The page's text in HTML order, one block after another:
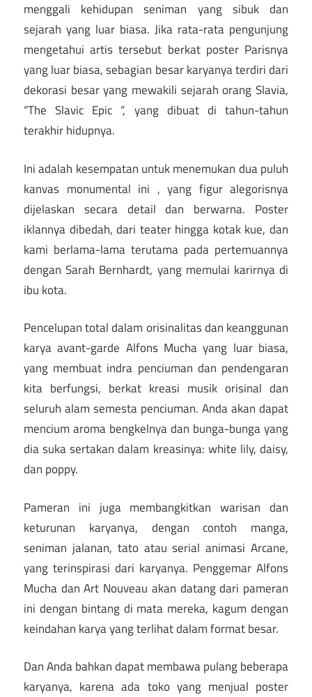
menggali kehidupan seniman yang sibuk dan
sejarah yang luar biasa. Jika rata-rata pengunjung
mengetahui artis tersebut berkat poster Parisnya
yang luar biasa, sebagian besar karyanya terdiri dari
dekorasi besar yang mewakili sejarah orang Slavia,
“The Slavic Epic “, yang dibuat di tahun-tahun
terakhir hidupnya.
Ini adalah kesempatan untuk menemukan dua puluh
kanvas monumental ini , yang figur alegorisnya
dijelaskan secara detail dan berwarna. Poster
iklannya dibedah, dari teater hingga kotak kue, dan
kami berlama-lama terutama pada pertemuannya
dengan Sarah Bernhardt, yang memulai karirnya di
ibu kota.
Pencelupan total dalam orisinalitas dan keanggunan
karya avant-garde Alfons Mucha yang luar biasa,
yang membuat indra penciuman dan pendengaran
kita berfungsi, berkat kreasi musik orisinal dan
seluruh alam semesta penciuman. Anda akan dapat
mencium aroma bengkelnya dan bunga-bunga yang
dia suka sertakan dalam kreasinya: white lily, daisy,
dan poppy.
Pameran ini juga membangkitkan warisan dan
keturunan karyanya, dengan contoh manga,
seniman jalanan, tato atau serial animasi Arcane,
yang terinspirasi dari karyanya. Penggemar Alfons
Mucha dan Art Nouveau akan datang dari pameran
ini dengan bintang di mata mereka, kagum dengan
keindahan karya yang terlihat dalam format besar.
Dan Anda bahkan dapat membawa pulang beberapa
karyanya, karena ada toko yang menjual poster